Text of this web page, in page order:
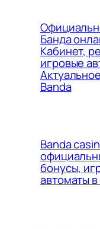
Банда
Кабинет,
игровые
Banda
Banda
бонусы,
автоматы